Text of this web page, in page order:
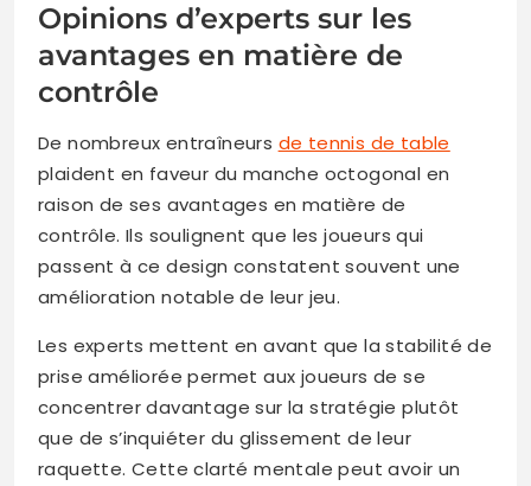
Opinions d’experts sur les
avantages en matière de
contrôle
De nombreux entraîneurs de tennis de table
plaident en faveur du manche octogonal en
raison de ses avantages en matière de
contrôle. Ils soulignent que les joueurs qui
passent à ce design constatent souvent une
amélioration notable de leur jeu.
Les experts mettent en avant que la stabilité de
prise améliorée permet aux joueurs de se
concentrer davantage sur la stratégie plutôt
que de s’inquiéter du glissement de leur
raquette. Cette clarté mentale peut avoir un